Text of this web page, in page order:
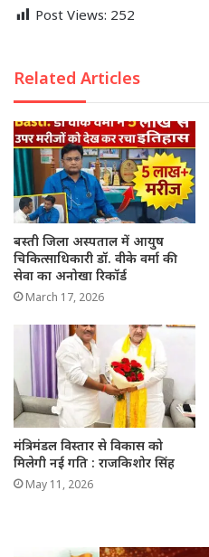
Post Views: 252
Related Articles
बस्ती जिला अस्पताल में आयुष
चिकित्साधिकारी डॉ. वीके वर्मा की
सेवा का अनोखा रिकॉर्ड
March 17, 2026
मंत्रिमंडल विस्तार से विकास को
मिलेगी नई गति : राजकिशोर सिंह
May 11, 2026